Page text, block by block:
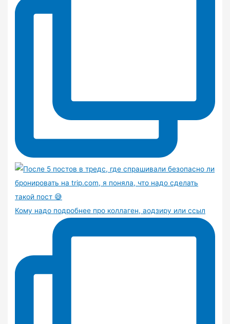
Кому надо подробнее про коллаген, аодзиру или ссыл